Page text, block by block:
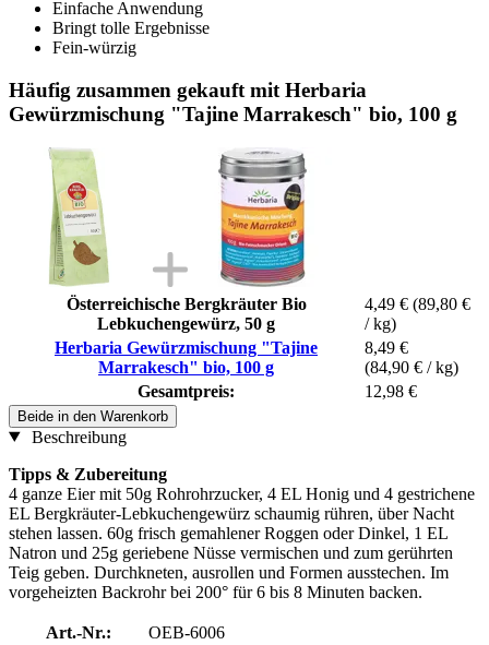
Einfache Anwendung
Bringt tolle Ergebnisse
Fein-würzig
Häufig zusammen gekauft mit Herbaria
Gewürzmischung "Tajine Marrakesch" bio, 100 g
Österreichische Bergkräuter Bio
Lebkuchengewürz, 50 g
4,49 € (89,80 €
/ kg)
Herbaria Gewürzmischung "Tajine
Marrakesch" bio, 100 g
8,49 €
(84,90 € / kg)
Gesamtpreis:
12,98 €
Beide in den Warenkorb
Beschreibung
Tipps & Zubereitung
4 ganze Eier mit 50g Rohrohrzucker, 4 EL Honig und 4 gestrichene
EL Bergkräuter-Lebkuchengewürz schaumig rühren, über Nacht
stehen lassen. 60g frisch gemahlener Roggen oder Dinkel, 1 EL
Natron und 25g geriebene Nüsse vermischen und zum gerührten
Teig geben. Durchkneten, ausrollen und Formen ausstechen. Im
vorgeheizten Backrohr bei 200° für 6 bis 8 Minuten backen.
Art.-Nr.:
OEB-6006